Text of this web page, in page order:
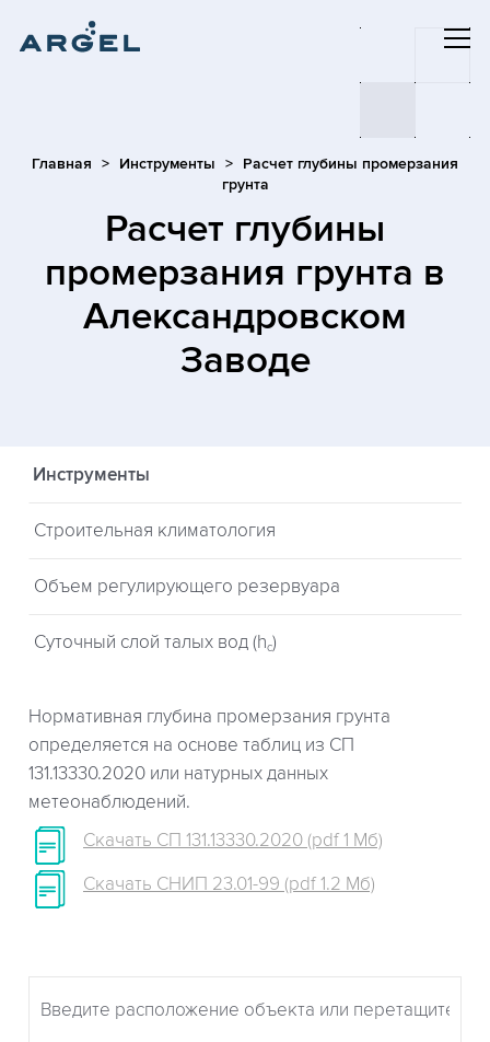
Главная Инструменты
Расчет глубины промерзания
грунта
Расчет глубины
промерзания грунта в
Александровском
Заводе
Инструменты
Строительная климатология
Объем регулирующего резервуара
Суточный слой талых вод (hc)
Нормативная глубина промерзания грунта
определяется на основе таблиц из СП
131.13330.2020 или натурных данных
метеонаблюдений.
Скачать СП 131.13330.2020 (pdf 1 Мб)
Скачать СНИП 23.01-99 (pdf 1.2 Мб)